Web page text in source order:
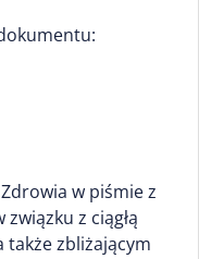
w piśmie z
z ciągłą
także zbliżającym